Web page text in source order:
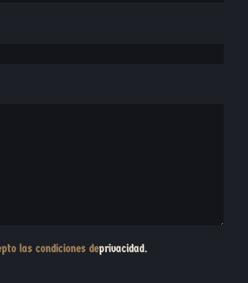
las condiciones deprivacidad.